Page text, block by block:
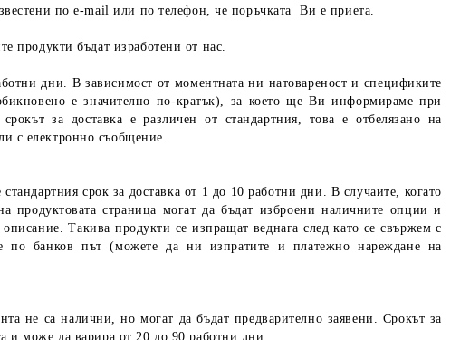
по e-mail или по телефон, че поръчката Ви е приета.
продукти бъдат изработени от нас.
дни. В зависимост от моментната ни натовареност и спецификите
е значително по-кратък), за което ще Ви информираме при
за доставка е различен от стандартния, това е отбелязано на
с електронно съобщение.
срок за доставка от 1 до 10 работни дни. В случаите, когато
страница могат да бъдат изброени наличните опции и
Такива продукти се изпращат веднага след като се свържем с
банков път (можете да ни изпратите и платежно нареждане на
не са налични, но могат да бъдат предварително заявени. Срокът за
и може да варира от 20 до 90 работни дни.